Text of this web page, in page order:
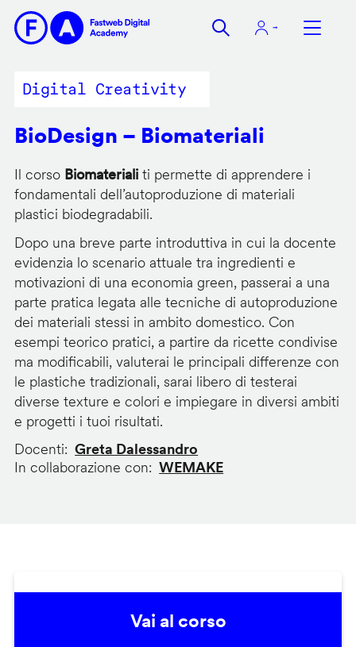
contenuto
Digital Creativity
BioDesign – Biomateriali
Il corso Biomaterialiti permette di apprendere i
fondamentali dell’autoproduzione di materiali
plastici biodegradabili.
Dopo una breve parte introduttiva in cui la docente
evidenzia lo scenario attuale tra ingredienti e
motivazioni di una economia green, passerai a una
parte pratica legata alle tecniche di autoproduzione
dei materiali stessi in ambito domestico. Con
esempi teorico pratici, a partire da ricette condivise
ma modificabili, valuterai le principali differenze con
le plastiche tradizionali, sarai libero di testerai
diverse texture e colori e impiegare in diversi ambiti
e progetti i tuoi risultati.
Docenti
Greta Dalessandro
In collaborazione con
WEMAKE
Vai al corso